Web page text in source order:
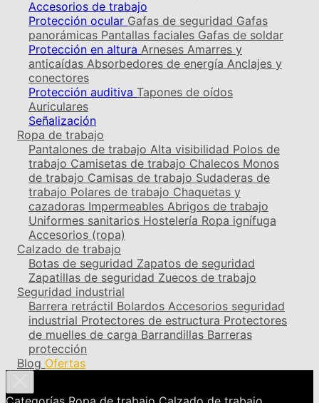
Accesorios de trabajo
Protección ocular Gafas de seguridad Gafas
panorámicas Pantallas faciales Gafas de soldar
Protección en altura Arneses Amarres y
anticaídas Absorbedores de energía Anclajes y
conectores
Protección auditiva Tapones de oídos
Auriculares
Señalización
Ropa de trabajo
Pantalones de trabajo Alta visibilidad Polos de
trabajo Camisetas de trabajo Chalecos Monos
de trabajo Camisas de trabajo Sudaderas de
trabajo Polares de trabajo Chaquetas y
cazadoras Impermeables Abrigos de trabajo
Uniformes sanitarios Hostelería Ropa ignífuga
Accesorios (ropa)
Calzado de trabajo
Botas de seguridad Zapatos de seguridad
Zapatillas de seguridad Zuecos de trabajo
Seguridad industrial
Barrera retráctil Bolardos Accesorios seguridad
industrial Protectores de estructura Protectores
de muelles de carga Barrandillas Barreras
protección
Blog Ofertas